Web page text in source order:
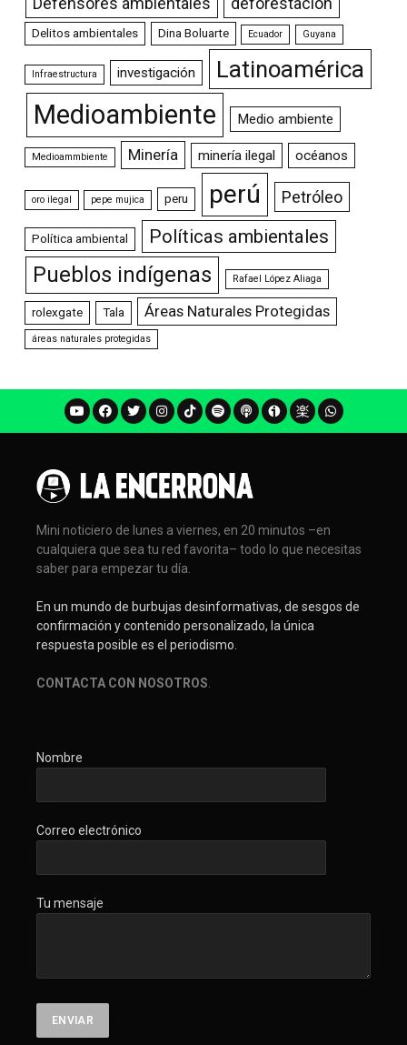
Delitos ambientales Dina Boluarte Ecuador Guyana
Infraestructura investigación Latinoamérica
Medioambiente Medio ambiente
Medioammbiente Minería minería ilegal océanos
oro ilegal pepe mujica peru perú Petróleo
Política ambiental Políticas ambientales
Pueblos indígenas Rafael López Aliaga
rolexgate Tala Áreas Naturales Protegidas
áreas naturales protegidas
Mini noticiero de lunes a viernes, en 20 minutos –en
cualquiera que sea tu red favorita– todo lo que necesitas
saber para empezar tu día.
En un mundo de burbujas desinformativas, de sesgos de
confirmación y contenido personalizado, la única
respuesta posible es el periodismo.
CONTACTA CON NOSOTROS
Nombre
Correo electrónico
Tu mensaje